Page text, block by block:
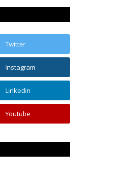
Twitter
Instagram
Linkedin
Youtube